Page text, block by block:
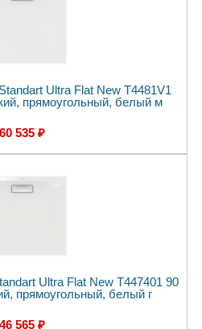
Ultra Flat New T4481V1
прямоугольный, белый м
60 535 ₽
Ultra Flat New T447401 90
прямоугольный, белый г
46 565 ₽